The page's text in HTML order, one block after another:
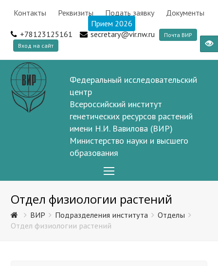
Контакты Реквизиты Подать заявку
Документы
Прием 2026
+78123125161
secretary@vir.nw.ru
Почта ВИР
Вход на сайт
Федеральный исследовательский
центр
Всероссийский институт
генетических ресурсов растений
имени Н.И. Вавилова (ВИР)
Министерство науки и высшего
образования
Menu
Отдел физиологии растений
ВИР Подразделения института
Отделы
Отдел физиологии растений